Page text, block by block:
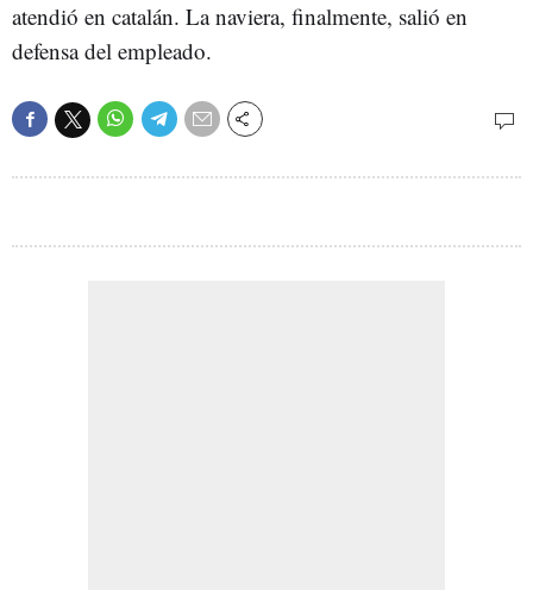
atendió en catalán. La naviera, finalmente, salió en
defensa del empleado.